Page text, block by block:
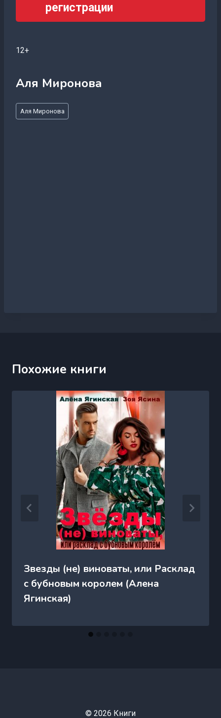
регистрации
12+
Аля Миронова
Метки
записи:
Аля Миронова
Похожие книги
Звезды (не) виноваты, или Расклад
с бубновым королем (Алена
Ягинская)
© 2026 Книги